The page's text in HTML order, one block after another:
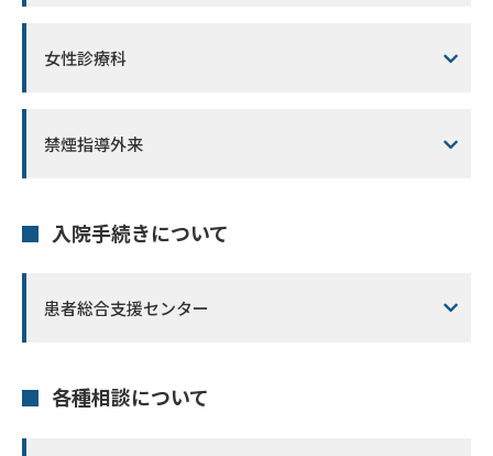
女性診療科
禁煙指導外来
入院手続きについて
患者総合支援センター
各種相談について